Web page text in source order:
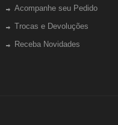
Acompanhe seu Pedido
Trocas e Devoluções
Receba Novidades